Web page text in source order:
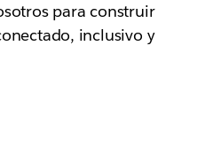
para construir
inclusivo y